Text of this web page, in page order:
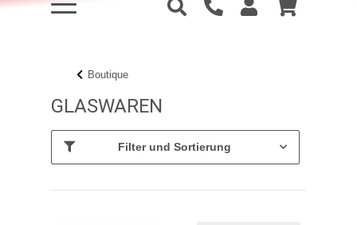
Boutique
GLASWAREN
Filter und Sortierung